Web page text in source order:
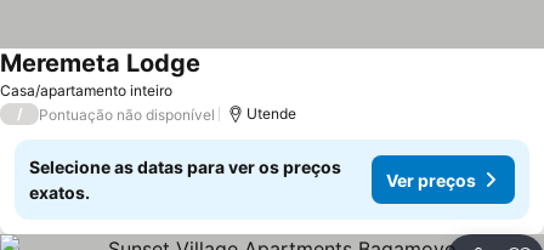
Casa/apartamento inteiro
Meremeta Lodge
/ Pontuação não disponível Utende
Selecione as datas para ver os preços
exatos.
Ver preços